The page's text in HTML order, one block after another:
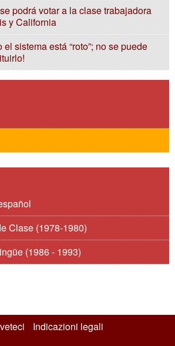
podrá votar a la clase trabajadora
y California
sistema está “roto”; no se puede
Clase (1978-1980)
(1986 - 1993)
Indicazioni legali